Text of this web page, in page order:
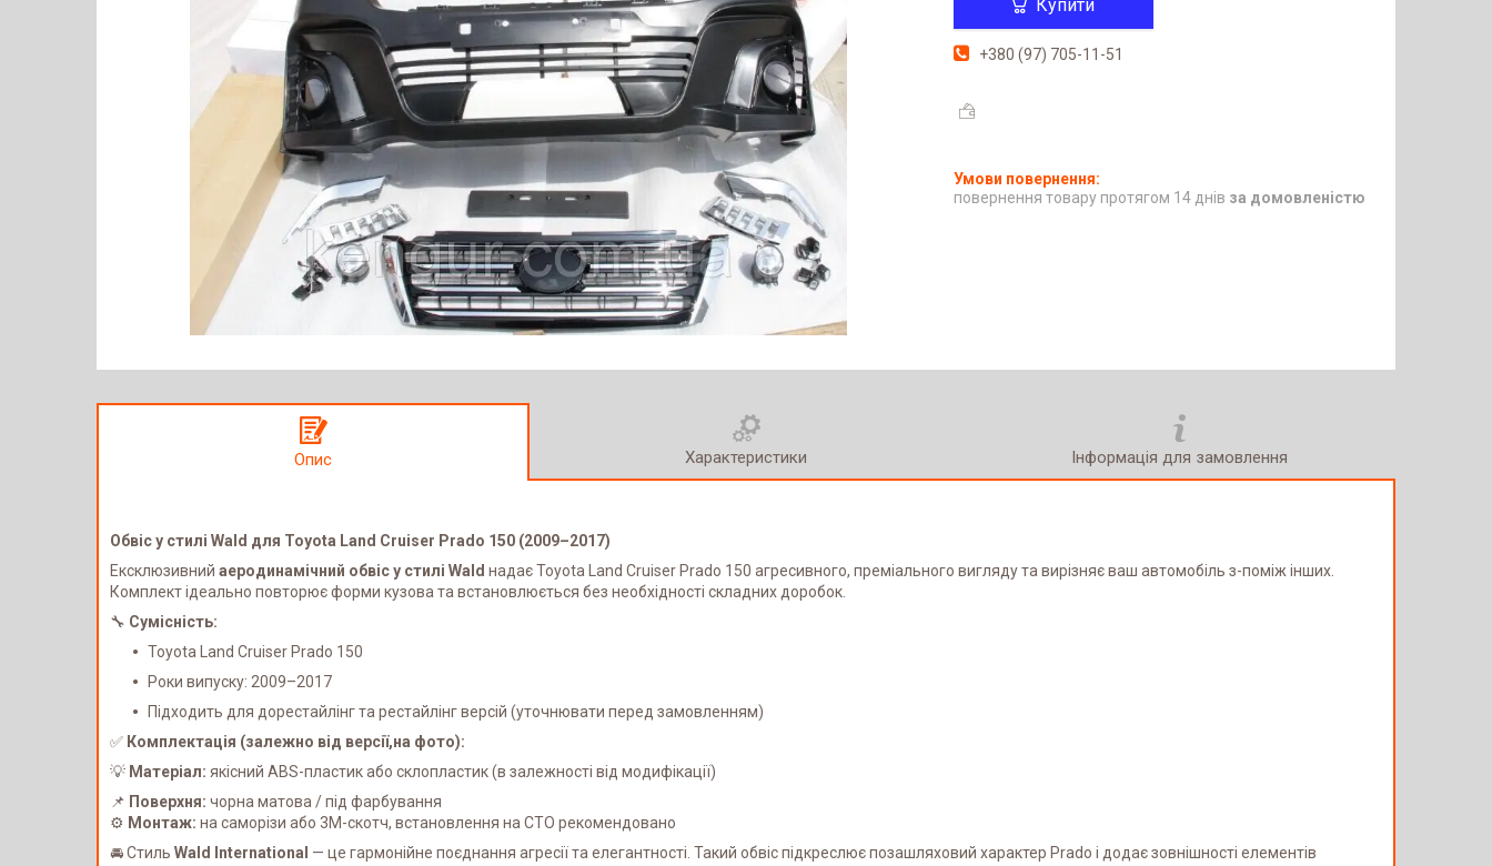
Купити
+380 (97) 705-11-51
повернення товару протягом 14 днів за домовленістю
Опис Характеристики Інформація для замовлення
Обвіс у стилі Wald для Toyota Land Cruiser Prado 150 (2009–2017)
Ексклюзивний аеродинамічний обвіс у стилі Wald надає Toyota Land Cruiser Prado 150 агресивного, преміального вигляду та вирізняє ваш автомобіль з-поміж інших.
Комплект ідеально повторює форми кузова та встановлюється без необхідності складних доробок.
🔧 Сумісність:
Toyota Land Cruiser Prado 150
Роки випуску: 2009–2017
Підходить для дорестайлінг та рестайлінг версій (уточнювати перед замовленням)
✅ Комплектація (залежно від версії,на фото):
💡 Матеріал: якісний ABS-пластик або склопластик (в залежності від модифікації)
📌 Поверхня: чорна матова / під фарбування
⚙️ Монтаж: на саморізи або 3M-скотч, встановлення на СТО рекомендовано
🚘 Стиль Wald International — це гармонійне поєднання агресії та елегантності. Такий обвіс підкреслює позашляховий характер Prado і додає зовнішності елементів